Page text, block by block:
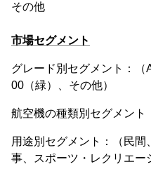
その他
市場セグメント
グレード別セグメント：
00（緑）、その他）
航空機の種類別セグメント
用途別セグメント：（民
事、スポーツ・レクリエー